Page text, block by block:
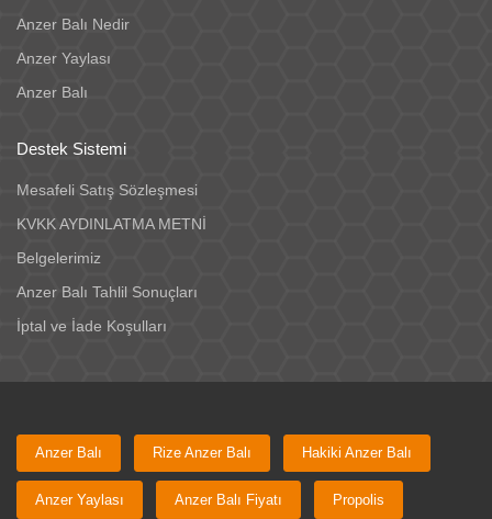
Anzer Balı Nedir
Anzer Yaylası
Anzer Balı
Destek Sistemi
Mesafeli Satış Sözleşmesi
KVKK AYDINLATMA METNİ
Belgelerimiz
Anzer Balı Tahlil Sonuçları
İptal ve İade Koşulları
Anzer Balı Rize Anzer Balı Hakiki Anzer Balı
Anzer Yaylası Anzer Balı Fiyatı Propolis